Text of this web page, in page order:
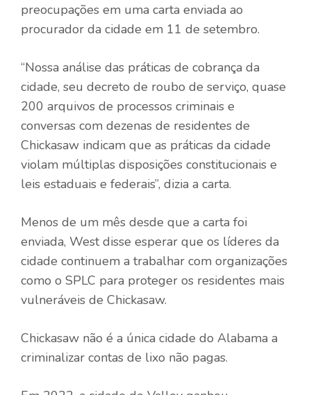
preocupações em uma carta enviada ao
procurador da cidade em 11 de setembro.
“Nossa análise das práticas de cobrança da
cidade, seu decreto de roubo de serviço, quase
200 arquivos de processos criminais e
conversas com dezenas de residentes de
Chickasaw indicam que as práticas da cidade
violam múltiplas disposições constitucionais e
leis estaduais e federais”, dizia a carta.
Menos de um mês desde que a carta foi
enviada, West disse esperar que os líderes da
cidade continuem a trabalhar com organizações
como o SPLC para proteger os residentes mais
vulneráveis ​​de Chickasaw.
Chickasaw não é a única cidade do Alabama a
criminalizar contas de lixo não pagas.